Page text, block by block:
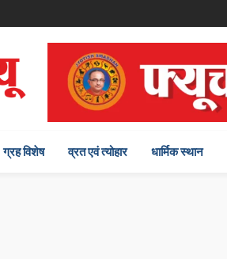
ग्रह विशेष व्रत एवं त्योहार धार्मिक स्थान